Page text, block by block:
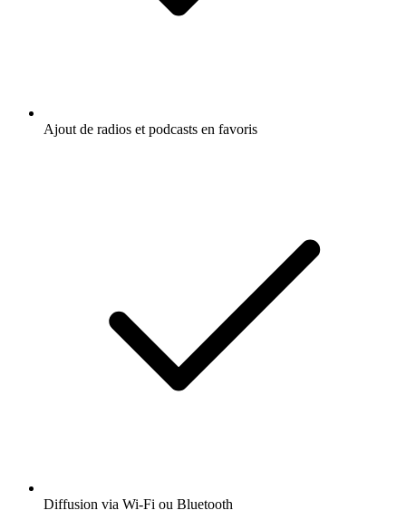
Ajout de radios et podcasts en favoris
Diffusion via Wi-Fi ou Bluetooth